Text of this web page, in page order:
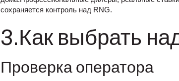
сохраняется контроль над RNG.
3.Как выбрать
Проверка оператора